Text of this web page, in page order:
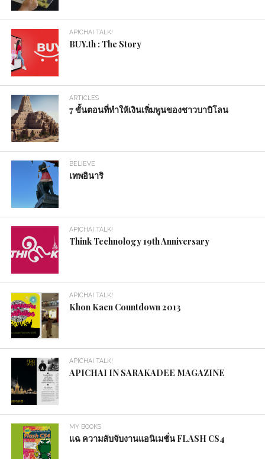
APICHAI TALK!
BUY.th : The Story
ARTICLES
7 ขั้นตอนที่ทำให้เงินเพิ่มพูนของชาวบาบิโลน
BELIEVE
เทพอินาริ
APICHAI TALK!
Think Technology 19th Anniversary
APICHAI TALK!
Khon Kaen Countdown 2013
APICHAI TALK!
APICHAI IN SARAKADEE MAGAZINE
MY BOOKS
แฉ ความลับจับงานแอนิเมชั่น FLASH CS4